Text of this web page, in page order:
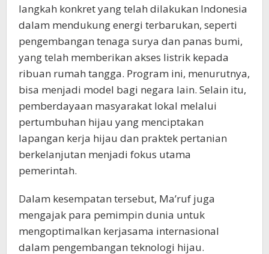
langkah konkret yang telah dilakukan Indonesia
dalam mendukung energi terbarukan, seperti
pengembangan tenaga surya dan panas bumi,
yang telah memberikan akses listrik kepada
ribuan rumah tangga. Program ini, menurutnya,
bisa menjadi model bagi negara lain. Selain itu,
pemberdayaan masyarakat lokal melalui
pertumbuhan hijau yang menciptakan
lapangan kerja hijau dan praktek pertanian
berkelanjutan menjadi fokus utama
pemerintah.
Dalam kesempatan tersebut, Ma’ruf juga
mengajak para pemimpin dunia untuk
mengoptimalkan kerjasama internasional
dalam pengembangan teknologi hijau.